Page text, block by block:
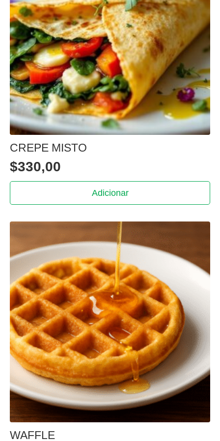
CREPE MISTO
$330,00
Adicionar
WAFFLE